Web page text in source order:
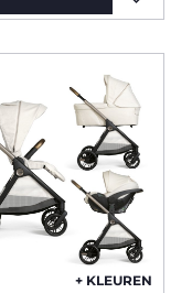
+ KLEUREN